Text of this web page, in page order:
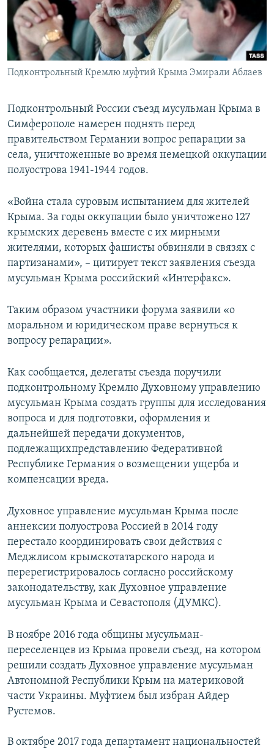
ПОБЕДИТЕЛЕЙ НЕ СУДЯТ?
КРЫМ.НЕПОКОРЕННЫЙ
ELIFBE
УКРАИНСКАЯ ПРОБЛЕМА КРЫМА
ПРИСОЕДИНЯЙТЕСЬ!
Подконтрольный Кремлю муфтий Крыма Эмирали Аблаев
Подконтрольный России съезд мусульман Крыма в
Симферополе намерен поднять перед
правительством Германии вопрос репарации за
села, уничтоженные во время немецкой оккупации
полуострова 1941-1944 годов.
«Война стала суровым испытанием для жителей
Крыма. За годы оккупации было уничтожено 127
крымских деревень вместе с их мирными
жителями, которых фашисты обвиняли в связях с
партизанами», – цитирует текст заявления съезда
мусульман Крыма российский «Интерфакс».
Таким образом участники форума заявили «о
моральном и юридическом праве вернуться к
вопросу репарации».
Как сообщается, делегаты съезда поручили
подконтрольному Кремлю Духовному управлению
мусульман Крыма создать группы для исследования
вопроса и для подготовки, оформления и
дальнейшей передачи документов,
подлежащихпредставлению Федеративной
Республике Германия о возмещении ущерба и
компенсации вреда.
Духовное управление мусульман Крыма после
аннексии полуострова Россией в 2014 году
перестало координировать свои действия с
Меджлисом крымскотатарского народа и
перерегистрировалось согласно российскому
законодательству, как Духовное управление
мусульман Крыма и Севастополя (ДУМКС).
В ноябре 2016 года общины мусульман-
переселенцев из Крыма провели съезд, на котором
решили создать Духовное управление мусульман
Автономной Республики Крым на материковой
части Украины. Муфтием был избран Айдер
Рустемов.
В октябре 2017 года департамент национальностей